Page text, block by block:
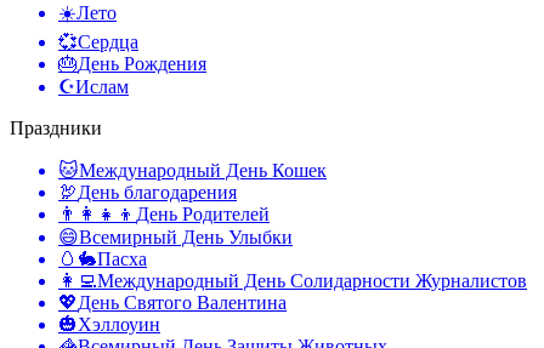
☀️Лето
💞Сердца
🎂День Рождения
☪️Ислам
Праздники
🐱Международный День Кошек
🦃День благодарения
👨‍👩‍👧‍👦 День Родителей
😄Всемирный День Улыбки
🥚🐇Пасха
👩‍💻Международный День Солидарности Журналистов
💖День Святого Валентина
🎃Хэллоуин